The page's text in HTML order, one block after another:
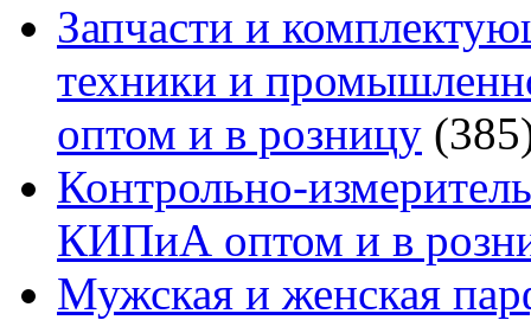
Запчасти и
техники и
оптом и в розницу
Контрольно-
КИПиА оптом и в
Мужская и женская